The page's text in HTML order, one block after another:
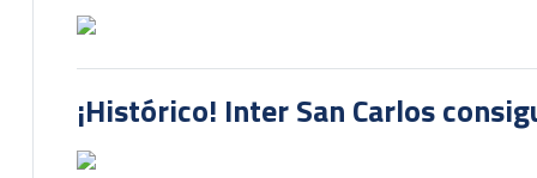
¡Histórico! Inter San Carlos